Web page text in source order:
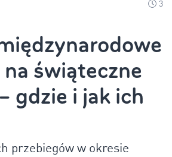
3
świąteczne
gdzie i jak ich
przebiegów w okresie